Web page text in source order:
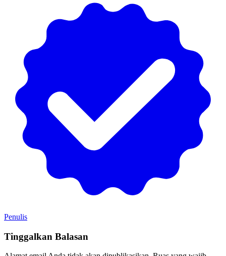
Penulis
Tinggalkan Balasan